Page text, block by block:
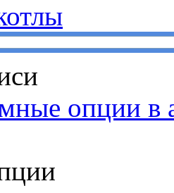
опции в